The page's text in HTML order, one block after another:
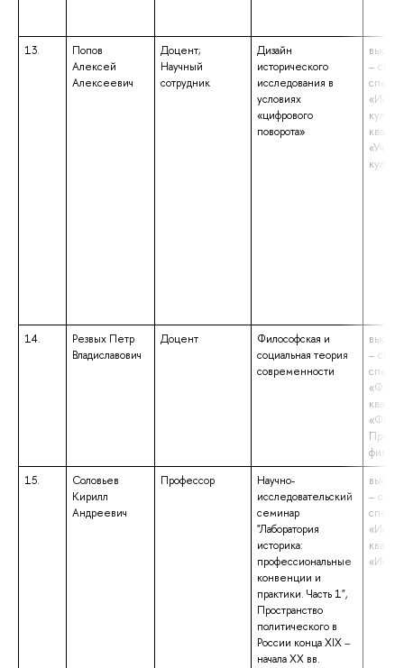
13.
Попов
Алексей
Алексеевич
Доцент;
Научный
сотрудник
Дизайн
исторического
исследования в
условиях
«цифрового
поворота»
–
14.
Резвых Петр
Владиславович
Доцент
Философская и
социальная теория
современности
–
15.
Соловьев
Кирилл
Андреевич
Профессор
Научно-
исследовательский
семинар
"Лаборатория
историка:
профессиональные
конвенции и
практики. Часть 1",
Пространство
политического в
России конца XIX –
начала XX вв.
–